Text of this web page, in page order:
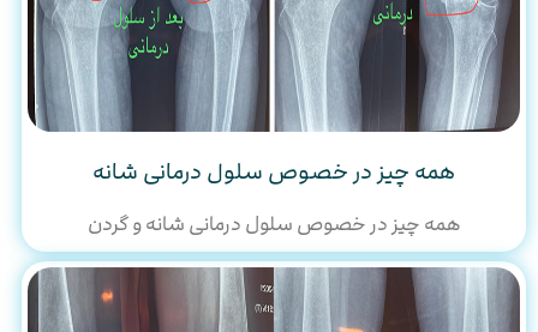
همه چیز در خصوص سلول درمانی شانه
همه چیز در خصوص سلول درمانی شانه و گردن